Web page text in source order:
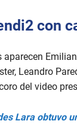
con
Leandro
del video
Lara obtuvo